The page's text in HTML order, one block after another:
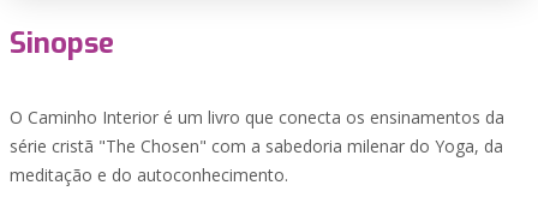
Sinopse
O Caminho Interior é um livro que conecta os ensinamentos da
série cristã "The Chosen" com a sabedoria milenar do Yoga, da
meditação e do autoconhecimento.